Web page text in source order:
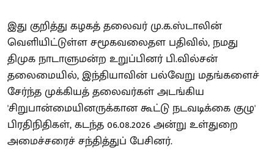
இது குறித்து கழகத் தலைவர் மு.க.ஸ்டாலின்
வெளியிட்டுள்ள சமூகவலைதள பதிவில், நமது
திமுக நாடாளுமன்ற உறுப்பினர் பி.வில்சன்
தலைமையில், இந்தியாவின் பல்வேறு மதங்களைச்
சேர்ந்த முக்கியத் தலைவர்கள் அடங்கிய
'சிறுபான்மையினருக்கான கூட்டு நடவடிக்கை குழு'
பிரதிநிதிகள், கடந்த 06.08.2026 அன்று உள்துறை
அமைச்சரைச் சந்தித்துப் பேசினர்.